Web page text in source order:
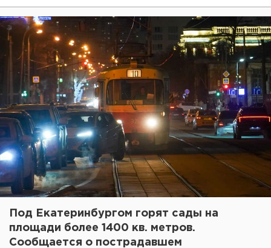
Под Екатеринбургом горят сады на
площади более 1400 кв. метров.
Сообщается о пострадавшем